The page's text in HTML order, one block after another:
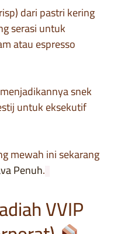
dari pastri kering
serasi untuk
atau espresso
snek
untuk eksekutif
mewah ini sekarang
Penuh.
VVIP